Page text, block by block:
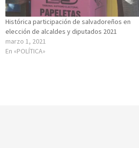
Histórica participación de salvadoreños en
elección de alcaldes y diputados 2021
marzo 1, 2021
En «POLÍTICA»